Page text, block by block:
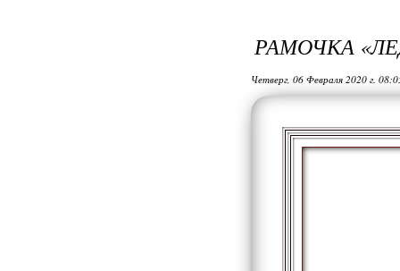
РАМОЧКА
Четверг, 06 Февраля 2020 г.